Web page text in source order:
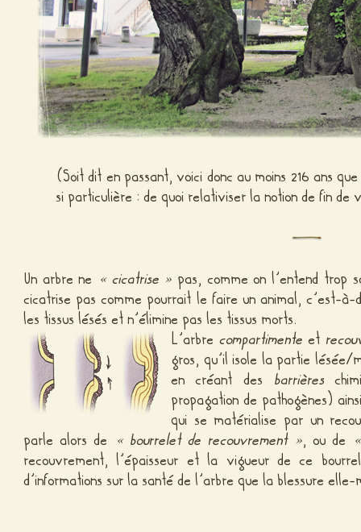
(Soit dit en passant, voici donc au moins 216 ans
si particulière : de quoi relativiser la notion de fin de
Un arbre ne « cicatrise » pas, comme on l’entend trop
cicatrise pas comme pourrait le faire un animal, c’est-
les tissus lésés et n’élimine pas les tissus morts.
L’arbrecompartimente et
gros, qu’il isole la partie lésée/
en créant des barrières
propagation de pathogènes)
qui se matérialise par un
parle alors de « bourrelet de recouvrement », ou de
recouvrement, l’épaisseur et la vigueur de ce
d’informations sur la santé de l’arbre que la blessure elle-